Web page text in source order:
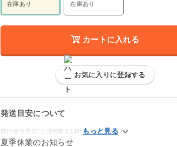
在庫あり
在庫あり
カートに入れる
お気に入りに登録する
発送目安について
即日発送予定(土日祝除く14時までのご注文)
夏季休業のお知らせ